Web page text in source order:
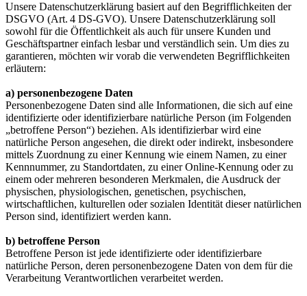
Unsere Datenschutzerklärung basiert auf den Begrifflichkeiten der
DSGVO (Art. 4 DS-GVO). Unsere Datenschutzerklärung soll
sowohl für die Öffentlichkeit als auch für unsere Kunden und
Geschäftspartner einfach lesbar und verständlich sein. Um dies zu
garantieren, möchten wir vorab die verwendeten Begrifflichkeiten
erläutern:
a) personenbezogene Daten
Personenbezogene Daten sind alle Informationen, die sich auf eine
identifizierte oder identifizierbare natürliche Person (im Folgenden
„betroffene Person“) beziehen. Als identifizierbar wird eine
natürliche Person angesehen, die direkt oder indirekt, insbesondere
mittels Zuordnung zu einer Kennung wie einem Namen, zu einer
Kennnummer, zu Standortdaten, zu einer Online-Kennung oder zu
einem oder mehreren besonderen Merkmalen, die Ausdruck der
physischen, physiologischen, genetischen, psychischen,
wirtschaftlichen, kulturellen oder sozialen Identität dieser natürlichen
Person sind, identifiziert werden kann.
b) betroffene Person
Betroffene Person ist jede identifizierte oder identifizierbare
natürliche Person, deren personenbezogene Daten von dem für die
Verarbeitung Verantwortlichen verarbeitet werden.